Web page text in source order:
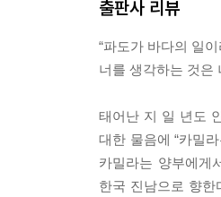
은 없습니다. 그럼
--- p.241
바다에 던져진 시신
떠오른다. 진실은
나라는 존재, 내 인
출판사 리뷰
“파도가 바다의 일이
너를 생각하는 것은
태어난 지 일 년도
대한 물음에 “카밀
카밀라는 양부에게
한국 진남으로 향